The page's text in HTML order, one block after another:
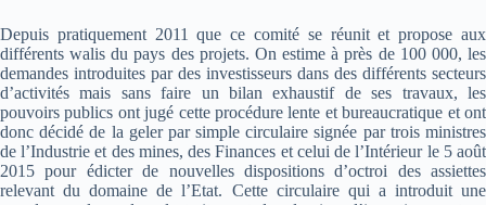
Depuis pratiquement 2011 que ce comité se réunit et propose aux
différents walis du pays des projets. On estime à près de 100 000, les
demandes introduites par des investisseurs dans des différents secteurs
d’activités mais sans faire un bilan exhaustif de ses travaux, les
pouvoirs publics ont jugé cette procédure lente et bureaucratique et ont
donc décidé de la geler par simple circulaire signée par trois ministres
de l’Industrie et des mines, des Finances et celui de l’Intérieur le 5 août
2015 pour édicter de nouvelles dispositions d’octroi des assiettes
relevant du domaine de l’Etat. Cette circulaire qui a introduit une